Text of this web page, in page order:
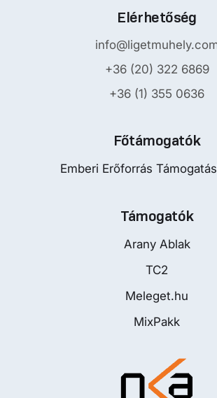
Elérhetőség
+36 (20) 322 6869
+36 (1) 355 0636
Főtámogatók
Emberi Erőforrás
Támogatók
Arany Ablak
TC2
Meleget.hu
MixPakk